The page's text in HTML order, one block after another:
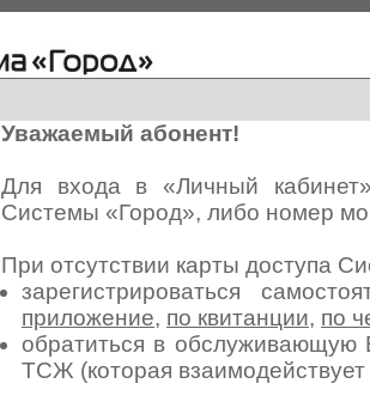
Уважаемый абонент!
Для входа в «Личный
Системы «Город», либо номер
При отсутствии карты доступа
зарегистрироваться
приложение, по квитанции, по
обратиться в
ТСЖ (которая